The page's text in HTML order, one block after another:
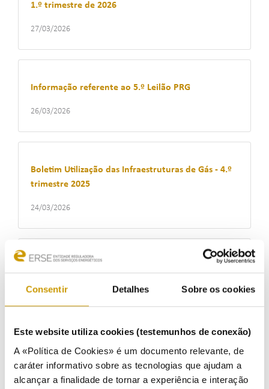
Consentir Detalhes Sobre os cookies
Este website utiliza cookies (testemunhos de conexão)
A «Política de Cookies» é um documento relevante, de
caráter informativo sobre as tecnologias que ajudam a
alcançar a finalidade de tornar a experiência e interação
1.º trimestre de 2026
27/03/2026
Informação referente ao 5.º Leilão PRG
26/03/2026
Boletim Utilização das Infraestruturas de Gás - 4.º
trimestre 2025
24/03/2026
Boletim do Mercado Liberalizado de Eletricidade -
20/03/2026
Boletim do Mercado Liberalizado de Eletricidade -
dezembro 2025